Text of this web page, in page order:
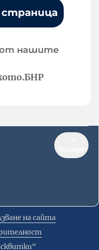
страница
от нашите
на сайта